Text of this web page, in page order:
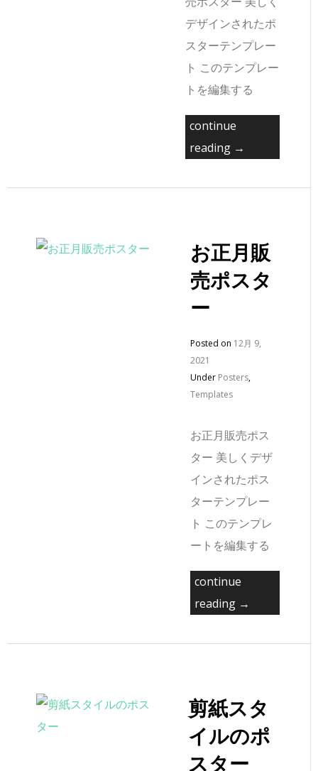
デザインされたポ
スターテンプレー
ト このテンプレー
トを編集する
continue
reading →
お正月販
売ポスタ
ー
Posted on 12月 9,
2021
Under Posters,
Templates
お正月販売ポス
ター 美しくデザ
インされたポス
ターテンプレー
ト このテンプレ
ートを編集する
continue
reading →
剪紙スタ
イルのポ
スター